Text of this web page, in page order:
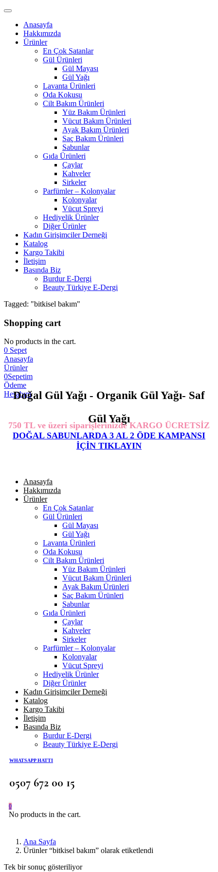
Anasayfa
Hakkımızda
Ürünler
En Çok Satanlar
Gül Ürünleri
Gül Mayası
Gül Yağı
Lavanta Ürünleri
Oda Kokusu
Cilt Bakım Ürünleri
Yüz Bakım Ürünleri
Vücut Bakım Ürünleri
Ayak Bakım Ürünleri
Saç Bakım Ürünleri
Sabunlar
Gıda Ürünleri
Çaylar
Kahveler
Sirkeler
Parfümler – Kolonyalar
Kolonyalar
Vücut Spreyi
Hediyelik Ürünler
Diğer Ürünler
Kadın Girişimciler Derneği
Katalog
Kargo Takibi
İletişim
Basında Biz
Burdur E-Dergi
Beauty Türkiye E-Dergi
Tagged: "bitkisel bakım"
Shopping cart
No products in the cart.
0 Sepet
Anasayfa
Ürünler
0Sepetim
Ödeme
Hesabım
Doğal Gül Yağı - Organik Gül Yağı- Saf
Gül Yağı
750 TL ve üzeri siparişlerinizde KARGO ÜCRETSİZ
DOĞAL SABUNLARDA 3 AL 2 ÖDE KAMPANSI
İÇİN TIKLAYIN
Anasayfa
Hakkımızda
Ürünler
En Çok Satanlar
Gül Ürünleri
Gül Mayası
Gül Yağı
Lavanta Ürünleri
Oda Kokusu
Cilt Bakım Ürünleri
Yüz Bakım Ürünleri
Vücut Bakım Ürünleri
Ayak Bakım Ürünleri
Saç Bakım Ürünleri
Sabunlar
Gıda Ürünleri
Çaylar
Kahveler
Sirkeler
Parfümler – Kolonyalar
Kolonyalar
Vücut Spreyi
Hediyelik Ürünler
Diğer Ürünler
Kadın Girişimciler Derneği
Katalog
Kargo Takibi
İletişim
Basında Biz
Burdur E-Dergi
Beauty Türkiye E-Dergi
WHATSAPP HATTI
0507 672 00 15
0
No products in the cart.
Ana Sayfa
Ürünler “bitkisel bakım” olarak etiketlendi
Tek bir sonuç gösteriliyor